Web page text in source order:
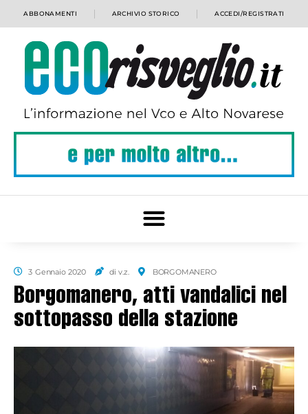
ABBONAMENTI ARCHIVIO STORICO ACCEDI/REGISTRATI
3 Gennaio 2020 di v.z. BORGOMANERO
Borgomanero, atti vandalici nel
sottopasso della stazione